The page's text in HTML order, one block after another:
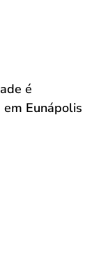
é
Eunápolis